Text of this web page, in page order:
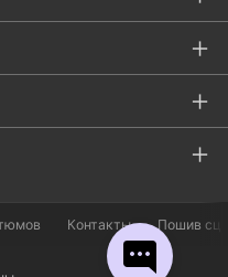
Контакты Пошив